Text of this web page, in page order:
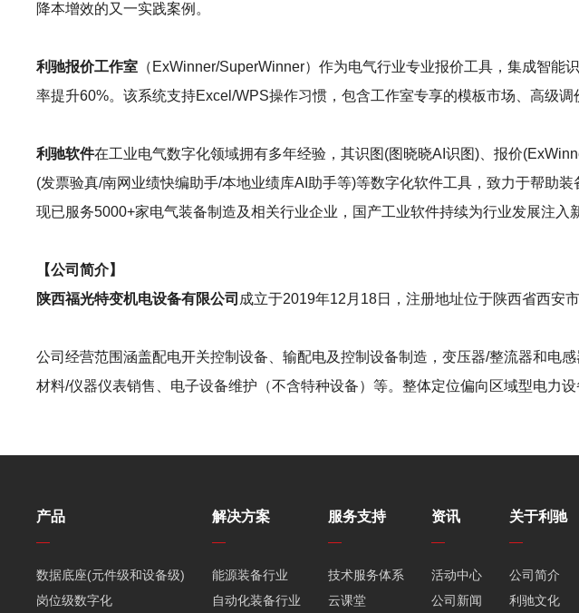
降本增效的又一实践案例。
利驰报价工作室 （ExWinner/SuperWinner）作为电气行业专业报价工具，集成智
率提升60%。该系统支持Excel/WPS操作习惯，包含工作室专享的模板市场、高级
利驰软件在工业电气数字化领域拥有多年经验，其识图(图晓晓AI识图)、报价
(发票验真/南网业绩快编助手/本地业绩库AI助手等)等数字化软件工具，致力于帮助
现已服务5000+家电气装备制造及相关行业企业，国产工业软件持续为行业发展注入
【公司简介】
陕西福光特变机电设备有限公司 成立于2019年12月18日，注册地址位于陕西省西安
公司经营范围涵盖配电开关控制设备、输配电及控制设备制造，变压器/整流器和电
材料/仪器仪表销售、电子设备维护（不含特种设备）等。整体定位偏向区域型电力设
产品
数据底座(元件级和设备级)
岗位级数字化
解决方案
能源装备行业
自动化装备行业
服务支持
技术服务体系
云课堂
资讯
活动中心
公司新闻
关于利驰
公司简介
利驰文化